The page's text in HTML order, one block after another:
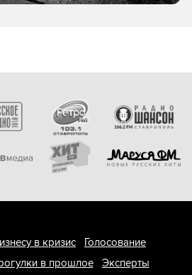
в кризис
Голосование
в прошлое
Эксперты